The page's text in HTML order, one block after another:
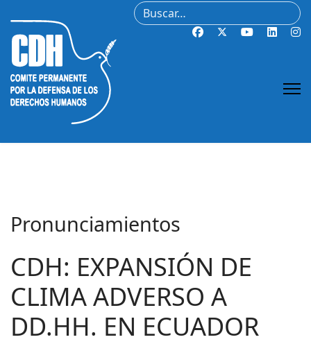
Buscar
Pronunciamientos
CDH: EXPANSIÓN DE
CLIMA ADVERSO A
DD.HH. EN ECUADOR